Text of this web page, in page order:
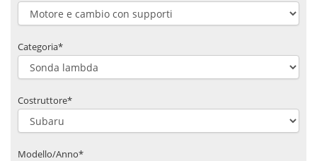
Categoria*
Costruttore*
Modello/Anno*